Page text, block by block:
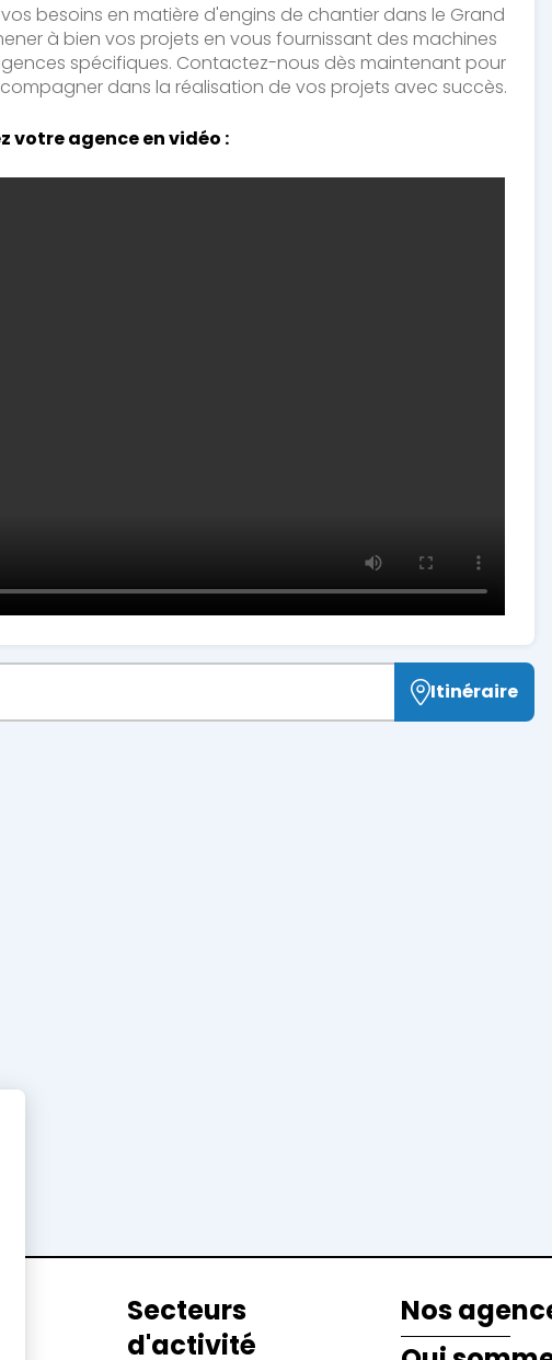
Itinéraire
besoins en matière d'engins de chantier dans le Grand
à bien vos projets en vous fournissant des machines
spécifiques. Contactez-nous dès maintenant pour
dans la réalisation de vos projets avec succès.
votre agence en vidéo :
Secteurs
d'activité
Nos